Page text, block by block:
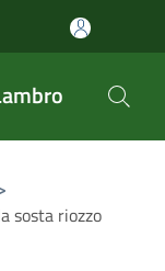
sosta riozzo